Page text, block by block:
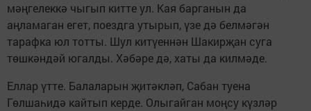
мәңгелеккә чыгып китте ул. Кая барганын да
аңламаган егет, поездга утырып, үзе дә белмәгән
тарафка юл тотты. Шул китүеннән Шакирҗан суга
төшкәндәй югалды. Хәбәре дә, хаты да килмәде.
Еллар үтте. Балаларын җитәкләп, Сабан туена
Гөлшаһидә кайтып керде. Олыгайган моңсу күзләр